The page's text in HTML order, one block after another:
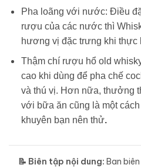
Pha loãng với nước: Điều
rượu của các nước thì
hương vị đặc trưng khi thực
Thậm chí rượu hổ old
cao khi dùng để pha chế
và thú vị. Hơn nữa, thưởng
với bữa ăn cũng là một
khuyên bạn nên thử.
📝 Biên tập nội dung: Ban